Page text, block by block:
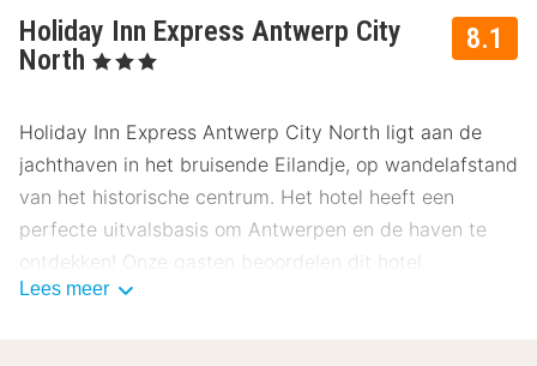
8.1
Holiday Inn Express Antwerp City
North , 3 Sterren
Holiday Inn Express Antwerp City North ligt aan de
jachthaven in het bruisende Eilandje, op wandelafstand
van het historische centrum. Het hotel heeft een
perfecte uitvalsbasis om Antwerpen en de haven te
ontdekken! Onze gasten beoordelen dit hotel
gemiddeld met een 8.1.
Lees meer